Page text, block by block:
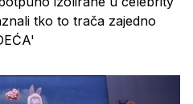
tko to trača zajedno